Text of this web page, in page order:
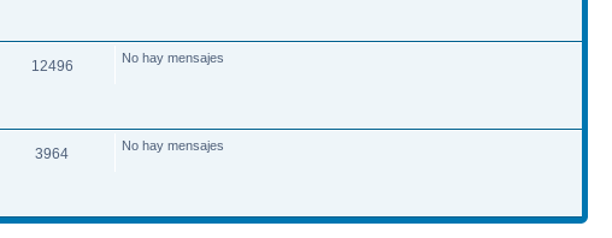
12496 No hay mensajes
3964 No hay mensajes